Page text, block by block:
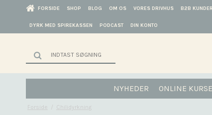
FORSIDE SHOP BLOG OM OS VORES DRIVHUS B2B KUNDER
DYRK MED SPIREKASSEN PODCAST DIN KONTO
NYHEDER ONLINE
Forside Chilidyrkning